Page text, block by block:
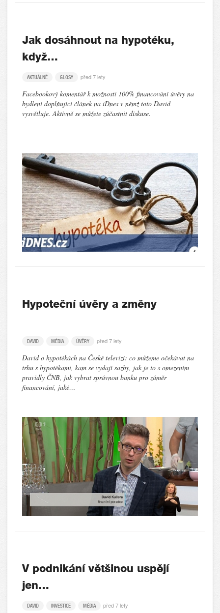
Jak dosáhnout na hypotéku,
když…
AKTUÁLNĚ GLOSY před 7 lety
Facebookový komentář k možnosti 100% financování úvěry na
bydlení doplňující článek na iDnes v němž toto David
vysvětluje. Aktivně se můžete zúčastnit diskuse.
Hypoteční úvěry a změny
DAVID MÉDIA ÚVĚRY před 7 lety
David o hypotékách na České televizi: co můžeme očekávat na
trhu s hypotékami, kam se vydají sazby, jak je to s omezením
pravidly ČNB, jak vybrat správnou banku pro záměr
financování, jaké…
V podnikání většinou uspějí
jen…
DAVID INVESTICE MÉDIA před 7 lety